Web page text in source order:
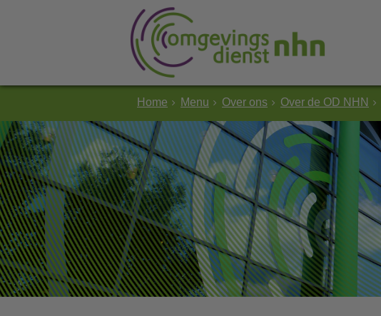
Home Menu Over ons Over de OD NHN